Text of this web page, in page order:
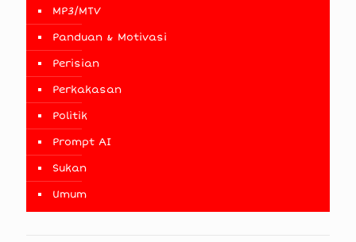
MP3/MTV
Panduan & Motivasi
Perisian
Perkakasan
Politik
Prompt AI
Sukan
Umum